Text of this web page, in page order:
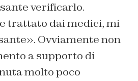
verificarlo.
trattato dai medici, mi
Ovviamente non
a supporto di
molto poco